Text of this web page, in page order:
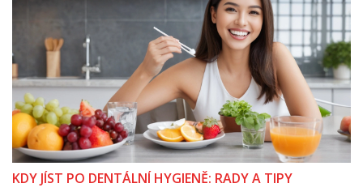
KDY JÍST PO DENTÁLNÍ HYGIENĚ: RADY A TIPY